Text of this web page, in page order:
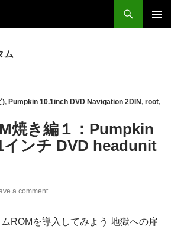
ム
), Pumpkin 10.1inch DVD Navigation 2DIN , root,
焼き編１：Pumpkin
ンチ DVD headunit
a comment
ROMを導入してみよう 地獄への扉